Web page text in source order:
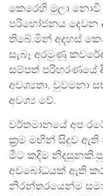
කෙරෙහි මුලා නොවී
පරිභෝජනය දෙවන
තිබේ.මින් අදහස්
සැබෑ අරමුණු
සම්පත් පරිහරණයේ
අවශ්‍යතා, වුවමනා
අවශ්‍ය වේ.
වර්තමානයේ අප
ක්‍රම මඟින් සිදුව ඇති
මීට කදිම
අවබෝධයක් ඇති
නිරන්තරයෙන්ම